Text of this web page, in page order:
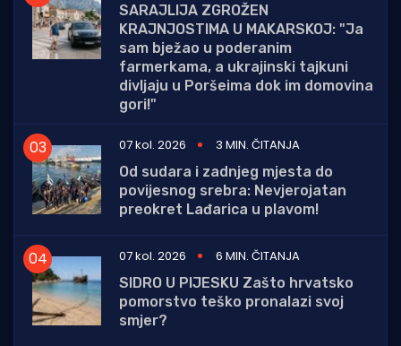
SARAJLIJA ZGROŽEN
KRAJNJOSTIMA U MAKARSKOJ: "Ja
sam bježao u poderanim
farmerkama, a ukrajinski tajkuni
divljaju u Poršeima dok im domovina
gori!"
07 kol. 2026
3 MIN. ČITANJA
Od sudara i zadnjeg mjesta do
povijesnog srebra: Nevjerojatan
preokret Lađarica u plavom!
07 kol. 2026
6 MIN. ČITANJA
SIDRO U PIJESKU Zašto hrvatsko
pomorstvo teško pronalazi svoj
smjer?